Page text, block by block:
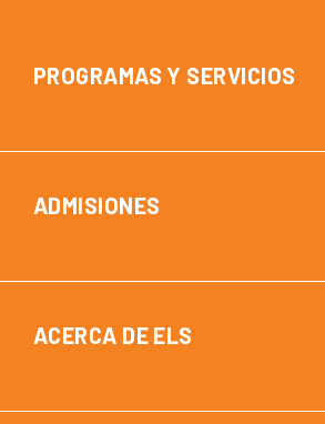
PROGRAMAS Y SERVICIOS
ADMISIONES
ACERCA DE ELS